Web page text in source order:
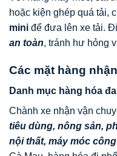
hoặc kiện ghép quá tải,
mini để đưa lên xe tải.
an toàn, tránh hư hỏng
Các mặt hàng
Danh mục hàng hóa
Chành xe nhận vận
tiêu dùng, nông sản,
nội thất, máy móc